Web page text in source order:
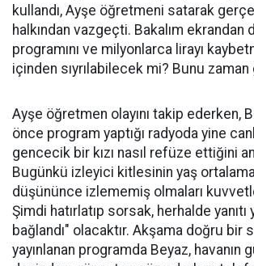
kullandı, Ayşe öğretmeni satarak
halkından vazgeçti. Bakalım ekrandan
programını ve milyonlarca lirayı
içinden sıyrılabilecek mi? Bunu
Ayşe öğretmen olayını takip ederken,
önce program yaptığı radyoda yine
gencecik bir kızı nasıl refüze ettiğini
Bugünkü izleyici kitlesinin yaş
düşününce izlememiş olmaları
Şimdi hatırlatıp sorsak, herhalde
bağlandı" olacaktır. Akşama doğru bir
yayınlanan programda Beyaz, havanın